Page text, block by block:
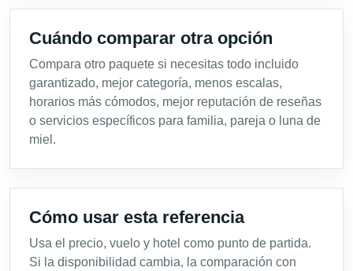
Cuándo comparar otra opción
Compara otro paquete si necesitas todo incluido
garantizado, mejor categoría, menos escalas,
horarios más cómodos, mejor reputación de reseñas
o servicios específicos para familia, pareja o luna de
miel.
Cómo usar esta referencia
Usa el precio, vuelo y hotel como punto de partida.
Si la disponibilidad cambia, la comparación con